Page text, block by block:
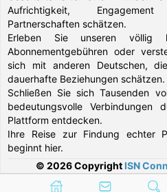
Aufrichtigkeit,
Partnerschaften schätzen.
Erleben Sie unseren völlig
Abonnementgebühren oder
sich mit anderen Deutschen,
dauerhafte Beziehungen schätzen.
Schließen Sie sich Tausenden
bedeutungsvolle Verbindungen
Plattform entdecken.
Ihre Reise zur Findung echter
beginnt hier.
© 2026 Copyright ISN